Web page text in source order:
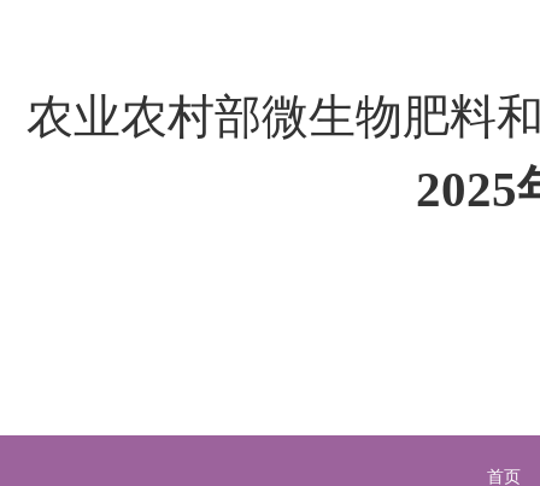
农业农村部微生物肥料
2025
首页